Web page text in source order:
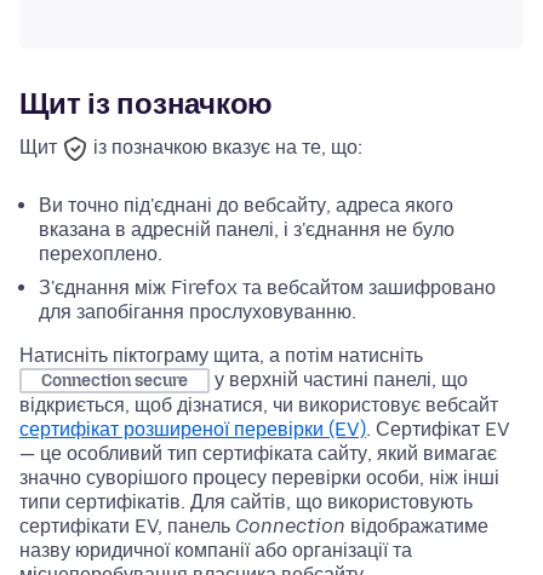
Щит із позначкою
Щит із позначкою вказує на те, що:
Ви точно під'єднані до вебсайту, адреса якого
вказана в адресній панелі, і з'єднання не було
перехоплено.
З'єднання між Firefox та вебсайтом зашифровано
для запобігання прослуховуванню.
Натисніть піктограму щита, а потім натисніть
Connection secure
у верхній частині панелі, що
відкриється, щоб дізнатися, чи використовує вебсайт
сертифікат розширеної перевірки (EV). Сертифікат EV
— це особливий тип сертифіката сайту, який вимагає
значно суворішого процесу перевірки особи, ніж інші
типи сертифікатів. Для сайтів, що використовують
сертифікати EV, панель Connection відображатиме
назву юридичної компанії або організації та